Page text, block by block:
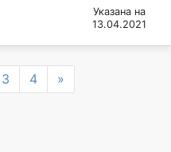
Указана на
13.04.2021
3 4 »